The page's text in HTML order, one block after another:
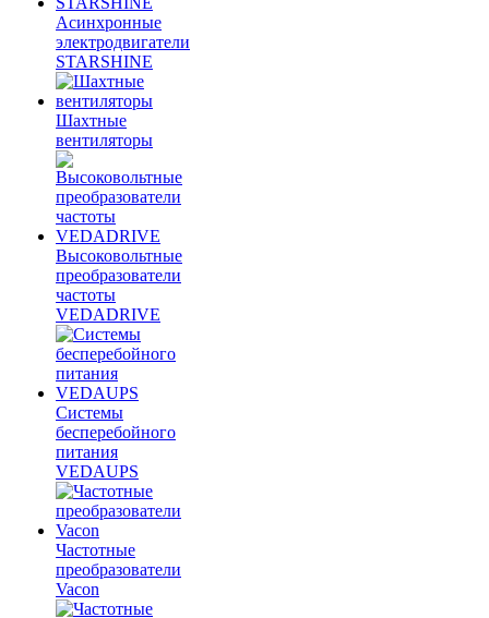
Асинхронные
электродвигатели
STARSHINE
Шахтные
вентиляторы
Высоковольтные
преобразователи
частоты
VEDADRIVE
Системы
бесперебойного
питания
VEDAUPS
Частотные
преобразователи
Vacon